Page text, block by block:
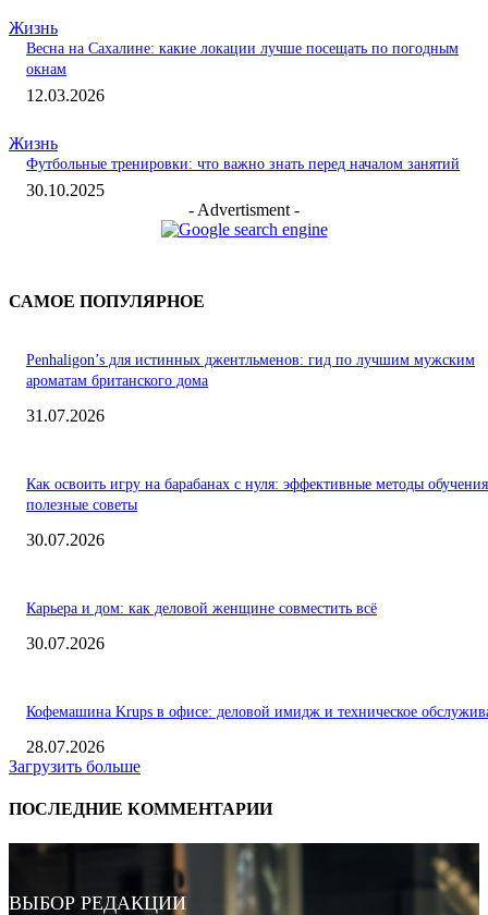
Жизнь
Весна на Сахалине: какие локации лучше посещать по погодным
окнам
12.03.2026
Жизнь
Футбольные тренировки: что важно знать перед началом занятий
30.10.2025
- Advertisment -
САМОЕ ПОПУЛЯРНОЕ
Penhaligon’s для истинных джентльменов: гид по лучшим мужским
ароматам британского дома
31.07.2026
Как освоить игру на барабанах с нуля: эффективные методы
полезные советы
30.07.2026
Карьера и дом: как деловой женщине совместить всё
30.07.2026
Кофемашина Krups в офисе: деловой имидж и техническое
28.07.2026
Загрузить больше
ПОСЛЕДНИЕ КОММЕНТАРИИ
ВЫБОР РЕДАКЦИИ